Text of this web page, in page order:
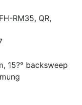
RM35, QR,
15?° backsweep